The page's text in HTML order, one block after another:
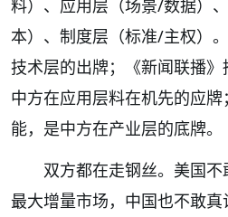
料）、应用层（场景/数据）
本）、制度层（标准/主权）
技术层的出牌；《新闻联播
中方在应用层料在机先的应
能，是中方在产业层的底牌。
双方都在走钢丝。美国
最大增量市场，中国也不敢